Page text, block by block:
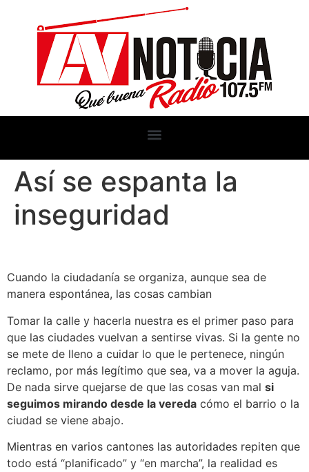
Así se espanta la
inseguridad
Cuando la ciudadanía se organiza, aunque sea de
manera espontánea, las cosas cambian
Tomar la calle y hacerla nuestra es el primer paso para
que las ciudades vuelvan a sentirse vivas. Si la gente no
se mete de lleno a cuidar lo que le pertenece, ningún
reclamo, por más legítimo que sea, va a mover la aguja.
De nada sirve quejarse de que las cosas van mal si
seguimos mirando desde la vereda cómo el barrio o la
ciudad se viene abajo.
Mientras en varios cantones las autoridades repiten que
todo está “planificado” y “en marcha”, la realidad es